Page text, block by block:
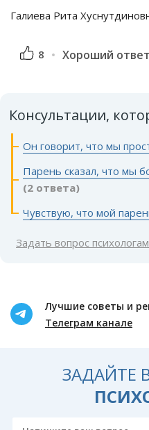
Галиева Рита
8 Хороший ответ
Консультации,
Он говорит, что мы
Парень сказал, что мы
(2 ответа)
Чувствую, что мой
Задать вопрос психологам
Лучшие советы и
Телеграм канале
ЗАДАЙТЕ